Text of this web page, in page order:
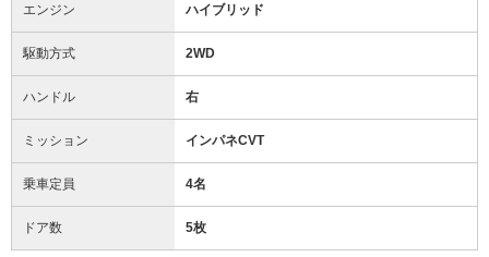
エンジン ハイブリッド
駆動方式 2WD
ハンドル 右
ミッション インパネCVT
乗車定員 4名
ドア数 5枚